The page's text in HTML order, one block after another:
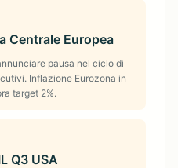
Centrale Europea
pausa nel ciclo di
Inflazione Eurozona in
target 2%.
Q3 USA